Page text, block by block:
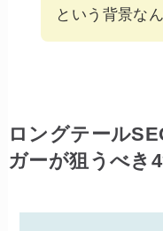
という背景な
ロングテール
ガーが狙うべき4